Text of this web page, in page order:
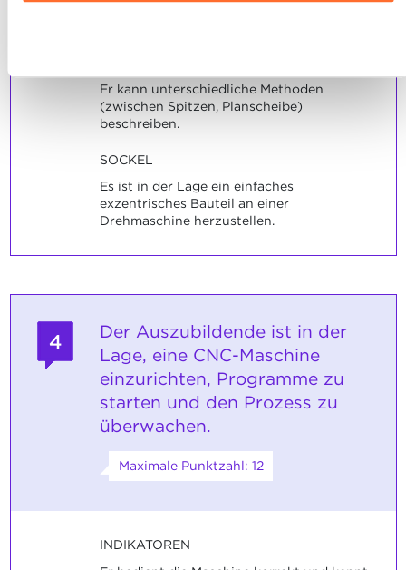
Ausführlichere Informationen darüber, wie wir Cookies
Er kann unterschiedliche Methoden
(zwischen Spitzen, Planscheibe)
beschreiben.
SOCKEL
Es ist in der Lage ein einfaches
exzentrisches Bauteil an einer
Drehmaschine herzustellen.
4
Der Auszubildende ist in der
Lage, eine CNC-Maschine
einzurichten, Programme zu
starten und den Prozess zu
überwachen.
Maximale Punktzahl: 12
INDIKATOREN